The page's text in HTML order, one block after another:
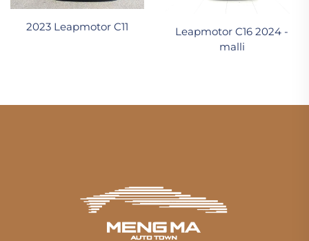
2023 Leapmotor C11
Leapmotor C16 2024 -
malli